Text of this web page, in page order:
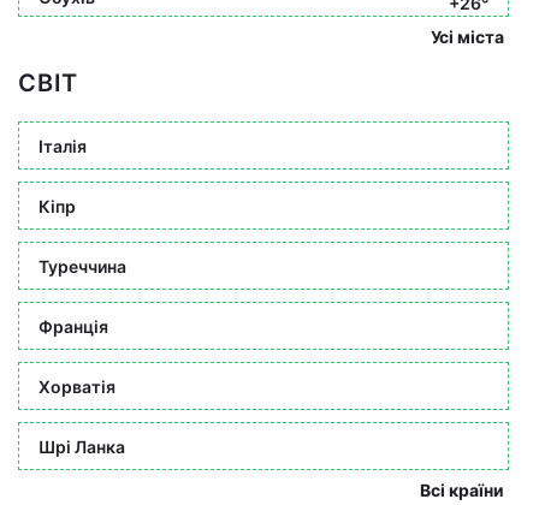
Усі міста
СВІТ
Італія
Кіпр
Туреччина
Франція
Хорватія
Шрі Ланка
Всі країни